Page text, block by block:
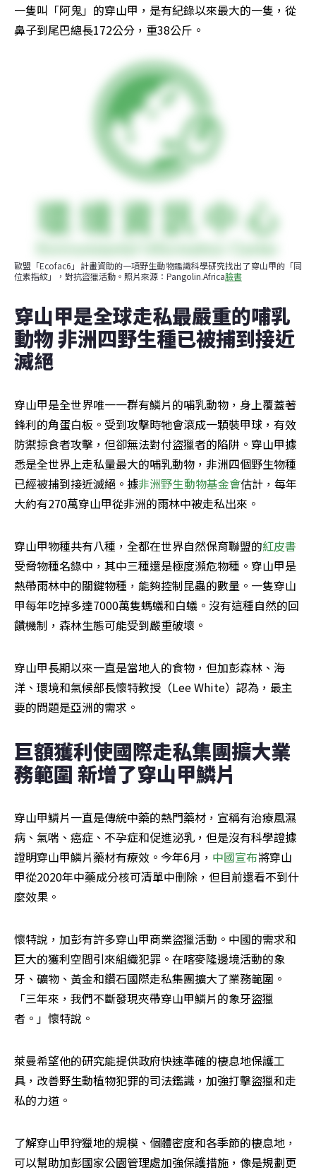
一隻叫「阿鬼」的穿山甲，是有紀錄以來最大的一隻，從
鼻子到尾巴總長172公分，重38公斤。
歐盟「Ecofac6」計畫資助的一項野生動物鑑識科學研究找出了穿山甲的「同
位素指紋」，對抗盜獵活動。照片來源：Pangolin.Africa臉書
穿山甲是全球走私最嚴重的哺乳
動物 非洲四野生種已被捕到接近
滅絕
穿山甲是全世界唯一一群有鱗片的哺乳動物，身上覆蓋著
鋒利的角蛋白板。受到攻擊時牠會滾成一顆裝甲球，有效
防禦掠食者攻擊，但卻無法對付盜獵者的陷阱。穿山甲據
悉是全世界上走私量最大的哺乳動物，非洲四個野生物種
已經被捕到接近滅絕。據非洲野生動物基金會估計，每年
大約有270萬穿山甲從非洲的雨林中被走私出來。
穿山甲物種共有八種，全都在世界自然保育聯盟的紅皮書
受脅物種名錄中，其中三種還是極度瀕危物種。穿山甲是
熱帶雨林中的關鍵物種，能夠控制昆蟲的數量。一隻穿山
甲每年吃掉多達7000萬隻螞蟻和白蟻。沒有這種自然的回
饋機制，森林生態可能受到嚴重破壞。
穿山甲長期以來一直是當地人的食物，但加彭森林、海
洋、環境和氣候部長懷特教授（Lee White）認為，最主
要的問題是亞洲的需求。
巨額獲利使國際走私集團擴大業
務範圍 新增了穿山甲鱗片
穿山甲鱗片一直是傳統中藥的熱門藥材，宣稱有治療風濕
病、氣喘、癌症、不孕症和促進泌乳，但是沒有科學證據
證明穿山甲鱗片藥材有療效。今年6月， 中國宣布將穿山
甲從2020年中藥成分核可清單中刪除，但目前還看不到什
麼效果。
懷特說，加彭有許多穿山甲商業盜獵活動。中國的需求和
巨大的獲利空間引來組織犯罪。在喀麥隆邊境活動的象
牙、礦物、黃金和鑽石國際走私集團擴大了業務範圍。
「三年來，我們不斷發現夾帶穿山甲鱗片的象牙盜獵
者。」懷特說。
萊曼希望他的研究能提供政府快速準確的棲息地保護工
具，改善野生動植物犯罪的司法鑑識，加強打擊盜獵和走
私的力道。
了解穿山甲狩獵地的規模、個體密度和各季節的棲息地，
可以幫助加彭國家公園管理處加強保護措施，像是規劃更